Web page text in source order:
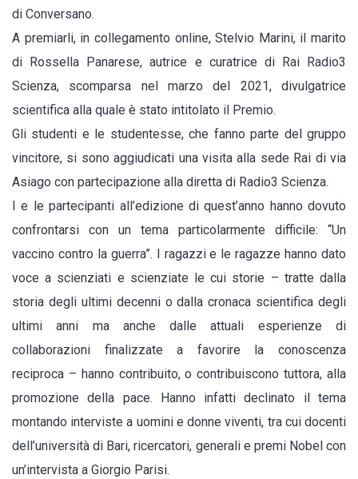
di Conversano.
A premiarli, in collegamento online, Stelvio Marini, il marito
di Rossella Panarese, autrice e curatrice di Rai Radio3
Scienza, scomparsa nel marzo del 2021, divulgatrice
scientifica alla quale è stato intitolato il Premio.
Gli studenti e le studentesse, che fanno parte del gruppo
vincitore, si sono aggiudicati una visita alla sede Rai di via
Asiago con partecipazione alla diretta di Radio3 Scienza.
I e le partecipanti all’edizione di quest’anno hanno dovuto
confrontarsi con un tema particolarmente difficile: “Un
vaccino contro la guerra”. I ragazzi e le ragazze hanno dato
voce a scienziati e scienziate le cui storie – tratte dalla
storia degli ultimi decenni o dalla cronaca scientifica degli
ultimi anni ma anche dalle attuali esperienze di
collaborazioni finalizzate a favorire la conoscenza
reciproca – hanno contribuito, o contribuiscono tuttora, alla
promozione della pace. Hanno infatti declinato il tema
montando interviste a uomini e donne viventi, tra cui docenti
dell’università di Bari, ricercatori, generali e premi Nobel con
un’intervista a Giorgio Parisi.